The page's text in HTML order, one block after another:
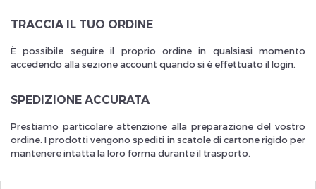
TRACCIA IL TUO ORDINE
È possibile seguire il proprio ordine in qualsiasi momento
accedendo alla sezione account quando si è effettuato il login.
SPEDIZIONE ACCURATA
Prestiamo particolare attenzione alla preparazione del vostro
ordine. I prodotti vengono spediti in scatole di cartone rigido per
mantenere intatta la loro forma durante il trasporto.